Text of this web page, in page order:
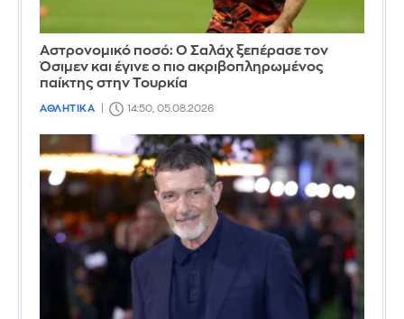
Αστρονομικό ποσό: Ο Σαλάχ ξεπέρασε τον
Όσιμεν και έγινε ο πιο ακριβοπληρωμένος
παίκτης στην Τουρκία
ΑΘΛΗΤΙΚΑ 14:50, 05.08.2026